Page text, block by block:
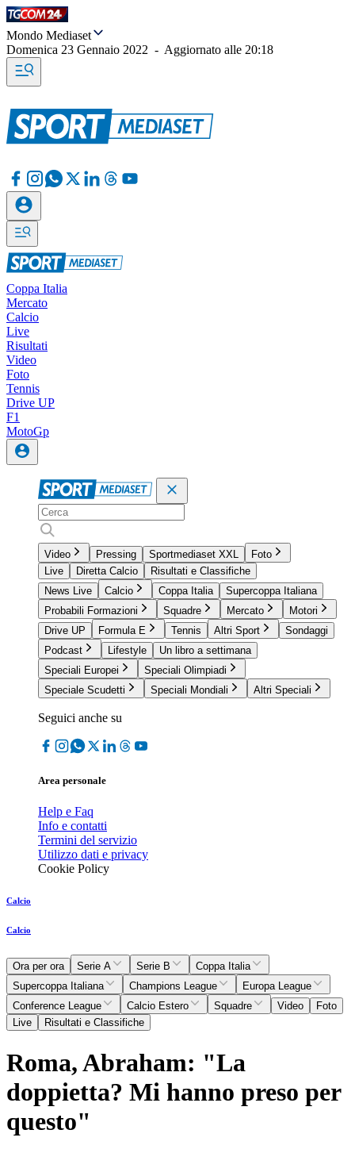
Mondo Mediaset
Domenica 23 Gennaio 2022 - Aggiornato alle 20:18
Coppa Italia
Mercato
Calcio
Live
Risultati
Video
Foto
Tennis
Drive UP
F1
MotoGp
Video Pressing Sportmediaset XXL
Foto
Live
Diretta Calcio
Risultati e Classifiche
News Live
Calcio Coppa Italia
Supercoppa Italiana
Probabili Formazioni
Squadre Mercato
Motori
Drive UP
Formula E Tennis Altri Sport
Sondaggi
Podcast
Lifestyle
Un libro a settimana
Speciali Europei
Speciali Olimpiadi
Speciale Scudetti
Speciali Mondiali Altri Speciali
Seguici anche su
Area personale
Help e Faq
Info e contatti
Termini del servizio
Utilizzo dati e privacy
Cookie Policy
Calcio
Calcio
Ora per ora Serie A Serie B
Coppa Italia
Supercoppa Italiana
Champions League
Europa League
Conference League
Calcio Estero Squadre Video
Foto
Live
Risultati e Classifiche
Roma, Abraham: "La
doppietta? Mi hanno preso per
questo"